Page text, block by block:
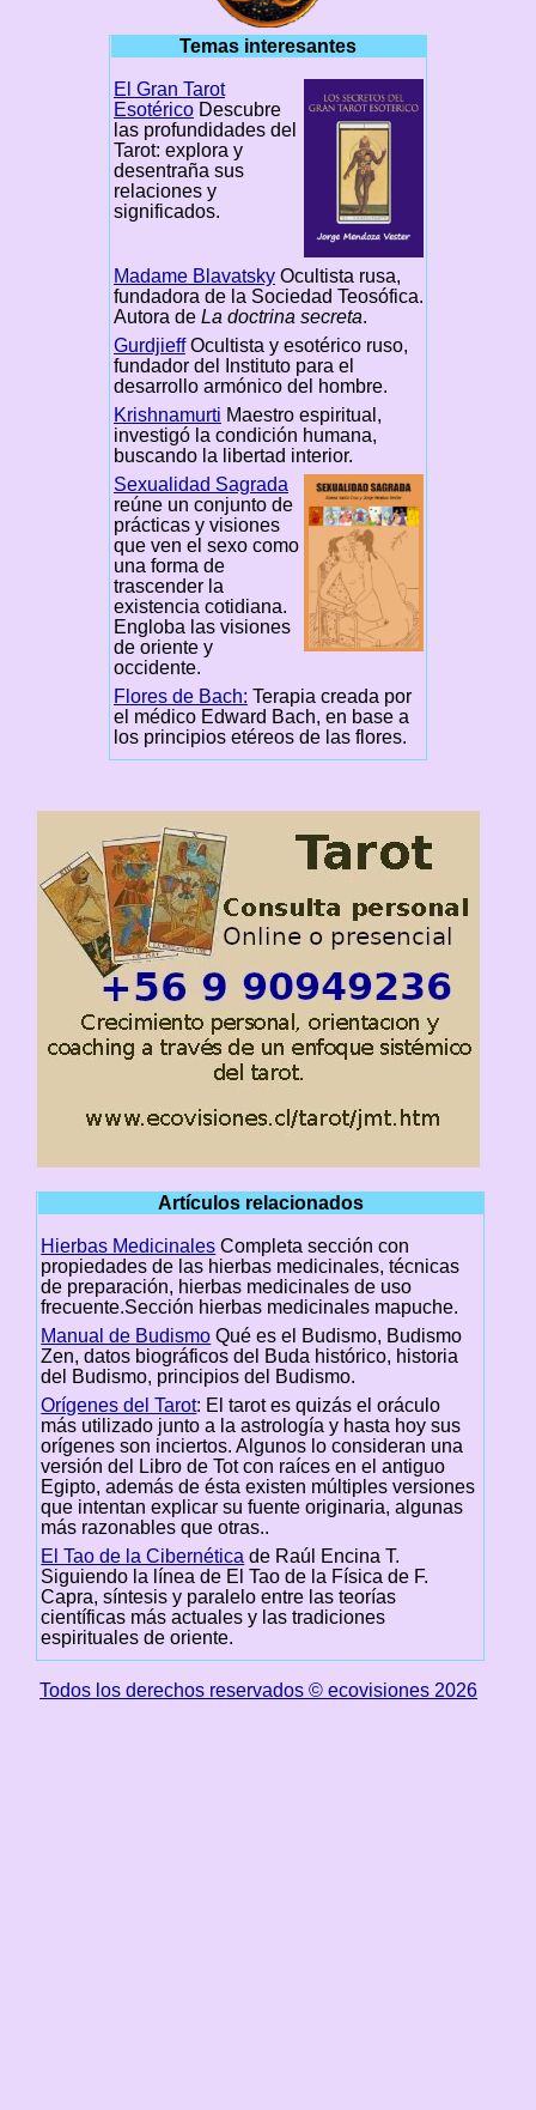
Temas interesantes
El Gran Tarot
EsotéricoDescubre
las profundidades del
Tarot: explora y
desentraña sus
relaciones y
significados.
Madame BlavatskyOcultista rusa,
fundadora de la Sociedad Teosófica.
Autora de La doctrina secreta.
GurdjieffOcultista y esotérico ruso,
fundador del Instituto para el
desarrollo armónico del hombre.
Krishnamurti Maestro espiritual,
investigó la condición humana,
buscando la libertad interior.
Sexualidad Sagrada
reúne un conjunto de
prácticas y visiones
que ven el sexo como
una forma de
trascender la
existencia cotidiana.
Engloba las visiones
de oriente y
occidente.
Flores de Bach: Terapia creada por
el médico Edward Bach, en base a
los principios etéreos de las flores.
Artículos relacionados
Hierbas Medicinales Completa sección con
propiedades de las hierbas medicinales, técnicas
de preparación, hierbas medicinales de uso
frecuente.Sección hierbas medicinales mapuche.
Manual de Budismo Qué es el Budismo, Budismo
Zen, datos biográficos del Buda histórico, historia
del Budismo, principios del Budismo.
Orígenes del Tarot: El tarot es quizás el oráculo
más utilizado junto a la astrología y hasta hoy sus
orígenes son inciertos. Algunos lo consideran una
versión del Libro de Tot con raíces en el antiguo
Egipto, además de ésta existen múltiples versiones
que intentan explicar su fuente originaria, algunas
más razonables que otras..
El Tao de la Cibernética de Raúl Encina T.
Siguiendo la línea de El Tao de la Física de F.
Capra, síntesis y paralelo entre las teorías
científicas más actuales y las tradiciones
espirituales de oriente.
Todos los derechos reservados © ecovisiones 2026